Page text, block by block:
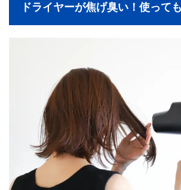
ドライヤーが焦げ臭い！使って